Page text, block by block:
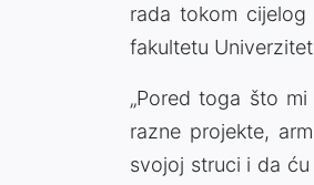
rada tokom cijelog
fakultetu
„Pored toga što
razne projekte,
svojoj struci i da